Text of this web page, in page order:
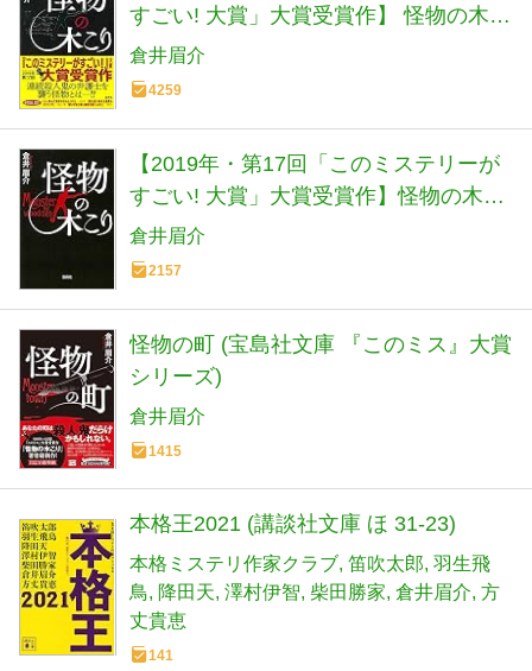
すごい! 大賞」大賞受賞作】 怪物の木こ
り
倉井眉介
4259
【2019年・第17回「このミステリーが
すごい! 大賞」大賞受賞作】怪物の木こ
り (宝島社文庫 『このミス』大賞シリー
ズ)
倉井眉介
2157
怪物の町 (宝島社文庫 『このミス』大賞
シリーズ)
倉井眉介
1415
本格王2021 (講談社文庫 ほ 31-23)
本格ミステリ作家クラブ 笛吹太郎 羽生飛
鳥
降田天 澤村伊智 柴田勝家 倉井眉介 方
丈貴恵
141